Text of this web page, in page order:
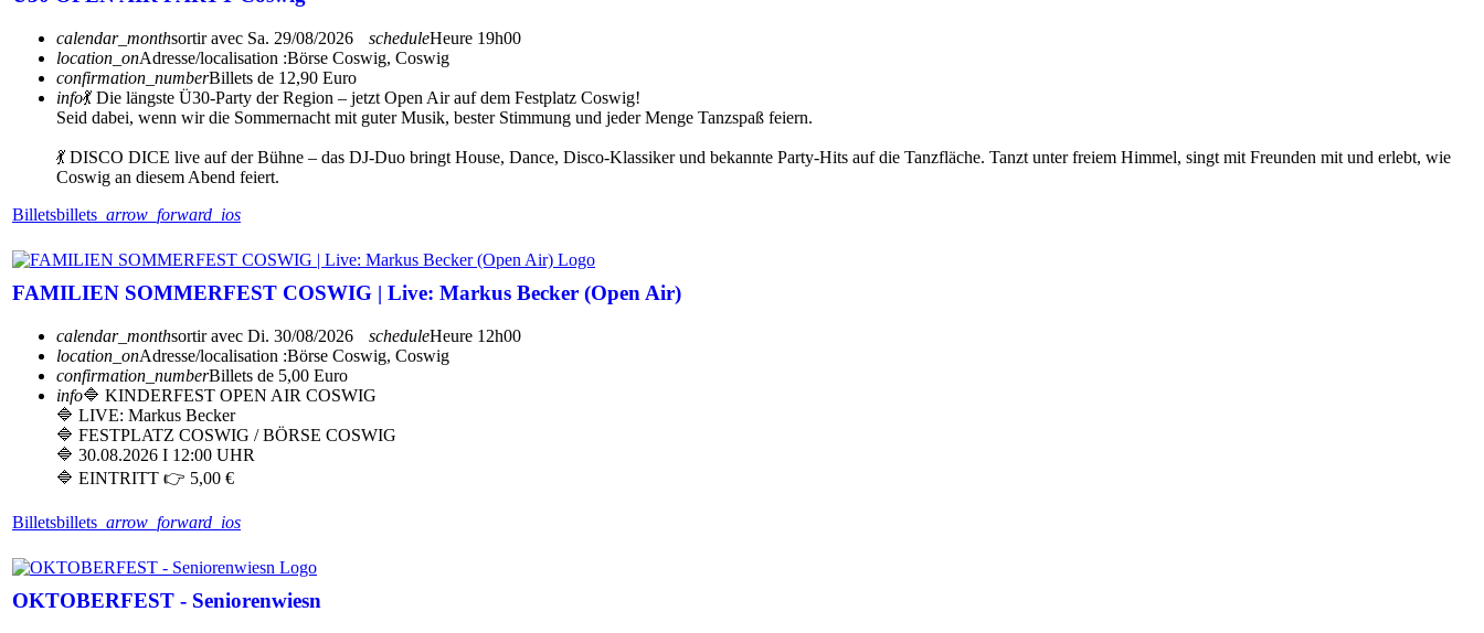
calendar_monthsortir avec Sa. 29/08/2026 scheduleHeure 19h00
location_onAdresse/localisation :Börse Coswig, Coswig
confirmation_numberBillets de 12,90 Euro
info💃 Die längste Ü30-Party der Region – jetzt Open Air auf dem Festplatz Coswig!
Seid dabei, wenn wir die Sommernacht mit guter Musik, bester Stimmung und jeder Menge Tanzspaß feiern.
💃 DISCO DICE live auf der Bühne – das DJ-Duo bringt House, Dance, Disco-Klassiker und bekannte Party-Hits auf die Tanzfläche. Tanzt unter freiem Himmel, singt mit Freunden mit und erlebt, wie
Coswig an diesem Abend feiert.
Billetsbillets arrow_forward_ios
FAMILIEN SOMMERFEST COSWIG | Live: Markus Becker (Open Air)
calendar_monthsortir avec Di. 30/08/2026 scheduleHeure 12h00
location_onAdresse/localisation :Börse Coswig, Coswig
confirmation_numberBillets de 5,00 Euro
info🔷 KINDERFEST OPEN AIR COSWIG
🔷 LIVE: Markus Becker
🔷 FESTPLATZ COSWIG / BÖRSE COSWIG
🔷 30.08.2026 I 12:00 UHR
🔷 EINTRITT 👉 5,00 €
Billetsbillets arrow_forward_ios
OKTOBERFEST - Seniorenwiesn